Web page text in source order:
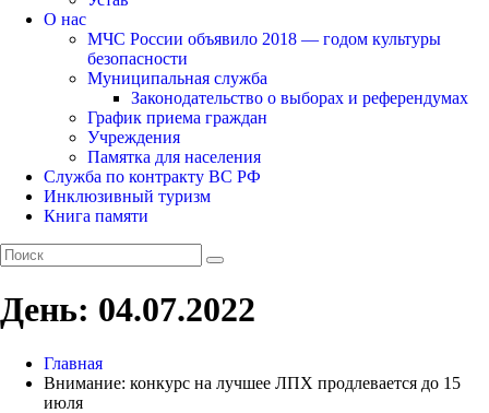
О нас
МЧС России объявило 2018 — годом культуры
безопасности
Муниципальная служба
Законодательство о выборах и референдумах
График приема граждан
Учреждения
Памятка для населения
Служба по контракту ВС РФ
Инклюзивный туризм
Книга памяти
День: 04.07.2022
Главная
Внимание: конкурс на лучшее ЛПХ продлевается до 15
июля